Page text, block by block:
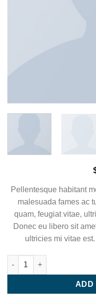
Pellentesque habitant
malesuada fames ac
quam, feugiat vitae,
Donec eu libero sit
ultricies mi vitae
Woo Single #1 quantity
ADD